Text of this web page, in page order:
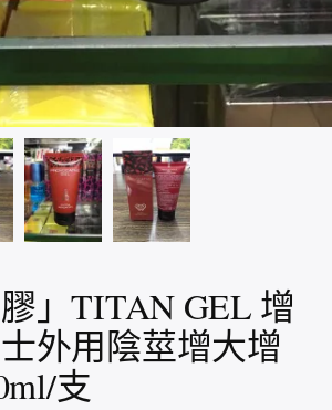
膠」TITAN GEL 增
外用陰莖增大增
支